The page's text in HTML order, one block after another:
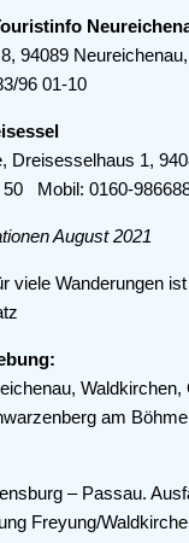
94089
96 01-10
Dreisesselhaus 1,
50 Mobil: 0160-
August 2021
viele Wanderungen
Waldkirchen,
am
– Passau.
Freyung/